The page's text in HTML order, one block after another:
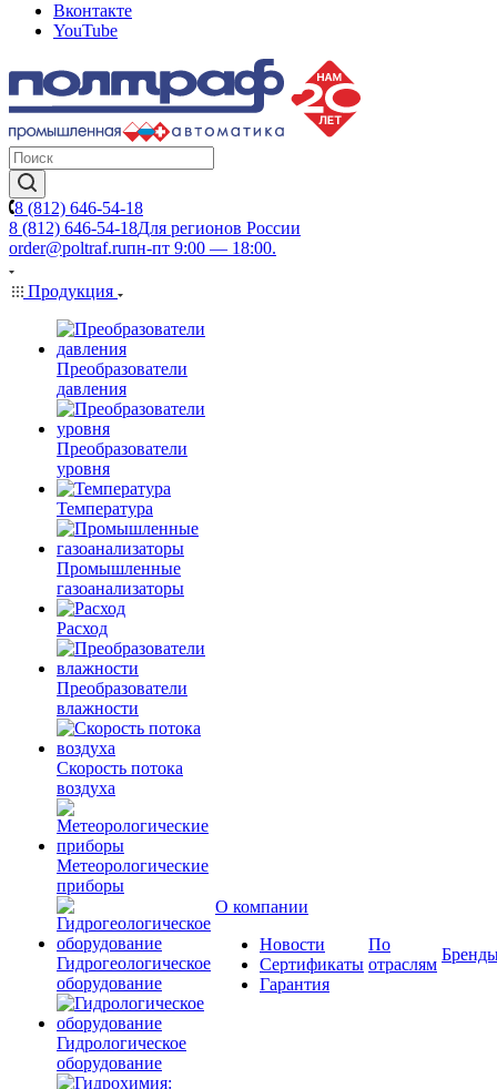
Вконтакте
YouTube
8 (812) 646-54-18
8 (812) 646-54-18Для регионов России
order@poltraf.ruпн-пт 9:00 — 18:00.
Продукция
Преобразователи
давления
Преобразователи
уровня
Температура
Промышленные
газоанализаторы
Расход
Преобразователи
влажности
Скорость потока
воздуха
Метеорологические
приборы
Гидрогеологическое
оборудование
Гидрологическое
оборудование
О компании
Новости
Сертификаты
Гарантия
По
отраслям